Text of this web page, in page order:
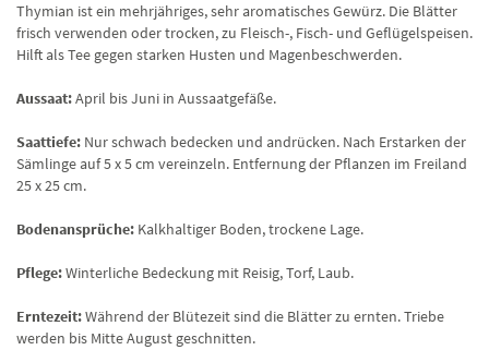
Thymian ist ein mehrjähriges, sehr aromatisches Gewürz. Die Blätter
frisch verwenden oder trocken, zu Fleisch-, Fisch- und Geflügelspeisen.
Hilft als Tee gegen starken Husten und Magenbeschwerden.
Aussaat:April bis Juni in Aussaatgefäße.
Saattiefe: Nur schwach bedecken und andrücken. Nach Erstarken der
Sämlinge auf 5 x 5 cm vereinzeln. Entfernung der Pflanzen im Freiland
25 x 25 cm.
Bodenansprüche: Kalkhaltiger Boden, trockene Lage.
Pflege:Winterliche Bedeckung mit Reisig, Torf, Laub.
Erntezeit:Während der Blütezeit sind die Blätter zu ernten. Triebe
werden bis Mitte August geschnitten.